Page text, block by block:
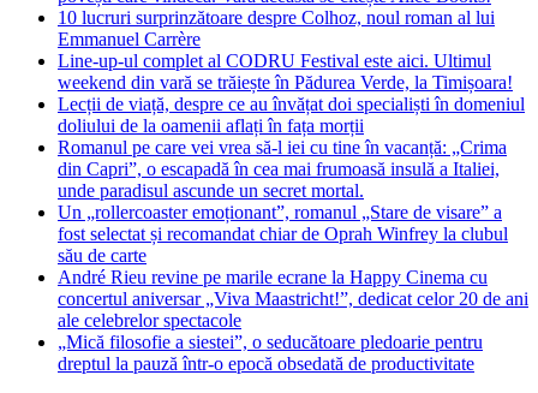
10 lucruri surprinzătoare despre Colhoz, noul roman al lui
Emmanuel Carrère
Line-up-ul complet al CODRU Festival este aici. Ultimul
weekend din vară se trăiește în Pădurea Verde, la Timișoara!
Lecții de viață, despre ce au învățat doi specialiști în domeniul
doliului de la oamenii aflați în fața morții
Romanul pe care vei vrea să-l iei cu tine în vacanță: „Crima
din Capri”, o escapadă în cea mai frumoasă insulă a Italiei,
unde paradisul ascunde un secret mortal.
Un „rollercoaster emoționant”, romanul „Stare de visare” a
fost selectat și recomandat chiar de Oprah Winfrey la clubul
său de carte
André Rieu revine pe marile ecrane la Happy Cinema cu
concertul aniversar „Viva Maastricht!”, dedicat celor 20 de ani
ale celebrelor spectacole
„Mică filosofie a siestei”, o seducătoare pledoarie pentru
dreptul la pauză într-o epocă obsedată de productivitate